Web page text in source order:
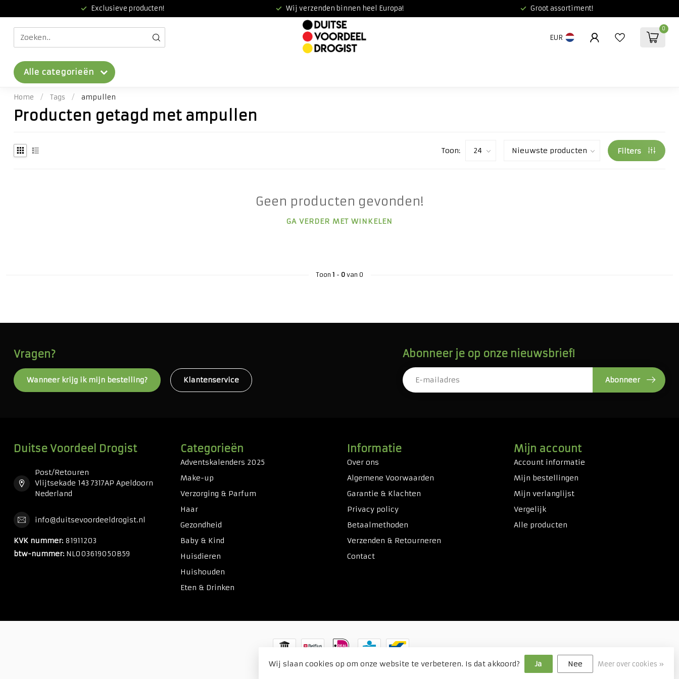
Exclusieve producten! Wij verzenden binnen heel Europa! Groot assortiment!
EUR
0
Alle categorieën
Home / Tags / ampullen
Producten getagd met ampullen
Toon: Filters
Geen producten gevonden!
GA VERDER MET WINKELEN
Toon 1 - 0van 0
Vragen?
Wanneer krijg ik mijn bestelling? Klantenservice
Abonneer je op onze nieuwsbrief!
Abonneer
Duitse Voordeel Drogist
Post/Retouren
Vlijtsekade 143 7317AP Apeldoorn
Nederland
info@duitsevoordeeldrogist.nl
KVK nummer: 81911203
btw-nummer: NL003619050B59
Categorieën
Adventskalenders 2025
Make-up
Verzorging & Parfum
Haar
Gezondheid
Baby & Kind
Huisdieren
Huishouden
Eten & Drinken
Informatie
Over ons
Algemene Voorwaarden
Garantie & Klachten
Privacy policy
Betaalmethoden
Verzenden & Retourneren
Contact
Mijn account
Account informatie
Mijn bestellingen
Mijn verlanglijst
Vergelijk
Alle producten
© Copyright 2026 Duitse Voordeel Drogist
Wij slaan cookies op om onze website te verbeteren. Is dat akkoord? Ja Nee Meer over cookies »